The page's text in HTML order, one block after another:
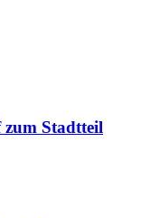
Stadtteil